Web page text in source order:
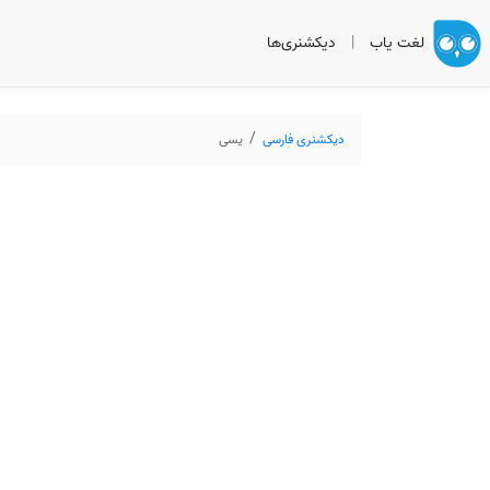
لغت یاب | دیکشنری‌ها
دیکشنری فارسی یسی